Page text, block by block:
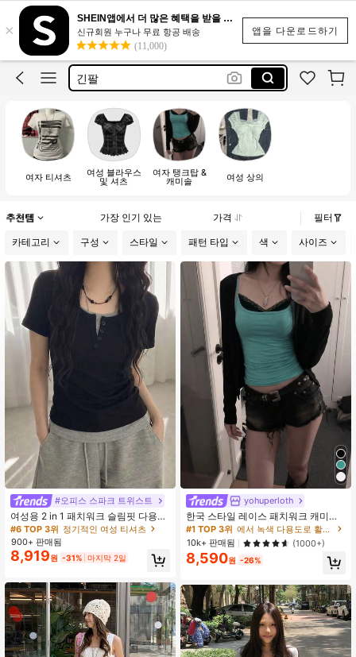
앱을 다운로드하기
×
SHEIN앱에서 더 많은 혜택을 받을 수 있어요.
신규회원 누구나 무료 항공 배송
(11,000)
white chemis
tshirts
긴팔
반바지
white chemis
tshirts
여자 티셔츠 여성 블라우스
및 셔츠
여자 탱크탑 &
캐미솔 여성 상의
추천템 가장 인기 있는 가격 필터
카테고리 구성 스타일 패턴 타입 색 사이즈
#오피스 스파크 트위스트
여성용 2 in 1 패치워크 슬림핏 다용도
캐주얼 반팔 티셔츠 블랙 여름
#6 TOP 3위 정기적인 여성 티셔츠
900+ 판매됨
8,919원 -31% 마지막 2일
yohuperloth
한국 스타일 레이스 패치워크 캐미솔
탱크 탑, Y2K 에스테틱, 스트리트웨어
캐주얼 여름
#1 TOP 3위
에서 녹색 다용도로 활용 가능한 데일리 탑
10k+ 판매됨
(1000+)
8,590원 -26%